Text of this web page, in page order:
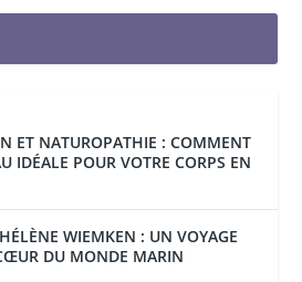
ET NATUROPATHIE : COMMENT
IDÉALE POUR VOTRE CORPS EN
WIEMKEN : UN VOYAGE
DU MONDE MARIN